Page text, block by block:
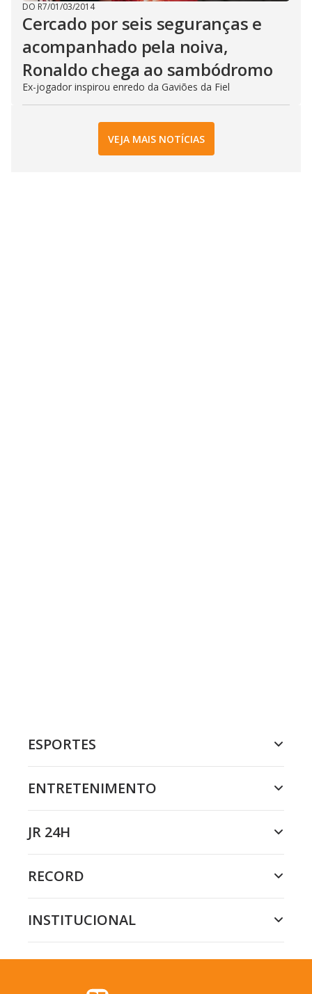
DO R7/01/03/2014
Cercado por seis seguranças e
acompanhado pela noiva,
Ronaldo chega ao sambódromo
Ex-jogador inspirou enredo da Gaviões da Fiel
VEJA MAIS NOTÍCIAS
ESPORTES
ENTRETENIMENTO
JR 24H
RECORD
INSTITUCIONAL